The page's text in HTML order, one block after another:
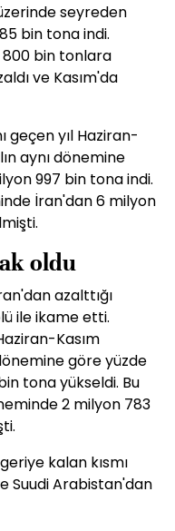
seyreden
bin tona indi.
bin tonlara
ve Kasım'da
geçen yıl Haziran-
aynı dönemine
997 bin tona indi.
İran'dan 6 milyon
oldu
azalttığı
ile ikame etti.
Kasım
göre yüzde
tona yükseldi. Bu
2 milyon 783
kalan kısmı
Suudi Arabistan'dan